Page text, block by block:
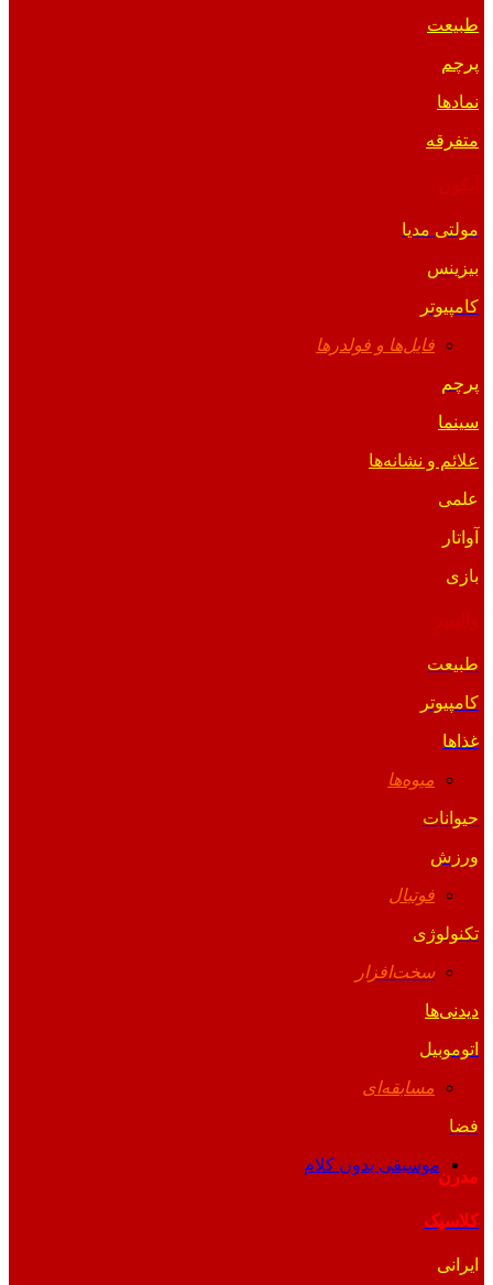
طبیعت
پرچم
نمادها
متفرقه
مولتی مدیا
بیزینس
کامپیوتر
فایل‌ها و فولدرها
پرچم
سینما
علائم و نشانه‌ها
علمی
آواتار
بازی
طبیعت
کامپیوتر
غذاها
میوه‌ها
حیوانات
ورزش
فوتبال
تکنولوژی
سخت‌افزار
دیدنی‌ها
اتوموبیل
مسابقه‌ای
فضا
موسیقی بدون کلام
مدرن
کلاسیک
ایرانی